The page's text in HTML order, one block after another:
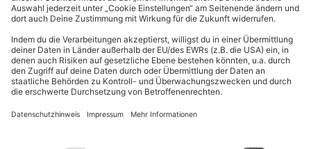
ALDI Nord folgen